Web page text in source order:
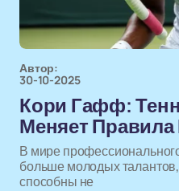
Автор:
30-10-2025
Кори Гафф:
Меняет
В мире
больше молодых
способны не